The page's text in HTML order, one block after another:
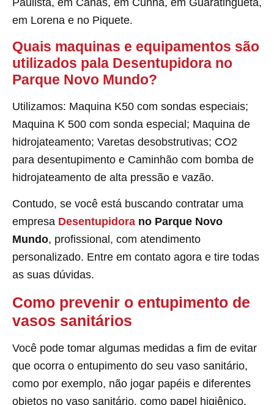
Paulista, em Canas, em Cunha, em Guaratinguetá,
em Lorena e no Piquete.
Quais maquinas e equipamentos são
utilizados pala Desentupidora no
Parque Novo Mundo?
Utilizamos: Maquina K50 com sondas especiais;
Maquina K 500 com sonda especial; Maquina de
hidrojateamento; Varetas desobstrutivas; CO2
para desentupimento e Caminhão com bomba de
hidrojateamento de alta pressão e vazão.
Contudo, se você está buscando contratar uma
empresa Desentupidora no Parque Novo
Mundo, profissional, com atendimento
personalizado. Entre em contato agora e tire todas
as suas dúvidas.
Como prevenir o entupimento de
vasos sanitários
Você pode tomar algumas medidas a fim de evitar
que ocorra o entupimento do seu vaso sanitário,
como por exemplo, não jogar papéis e diferentes
objetos no vaso sanitário, como papel higiênico,